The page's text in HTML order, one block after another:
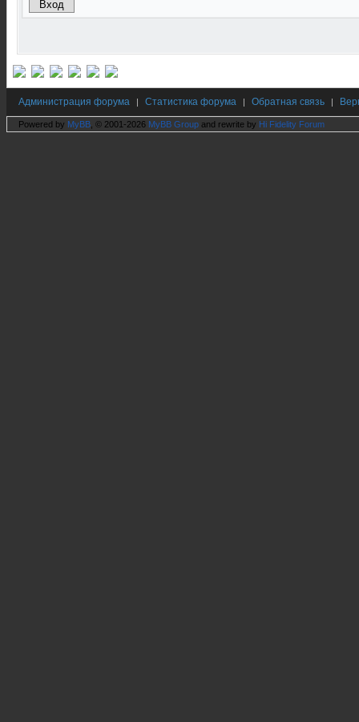
Администрация форума | Статистика форума | Обратная связь |
Powered by MyBB , © 2001-2026 MyBB Group and rewrite by Hi Fidelity Forum